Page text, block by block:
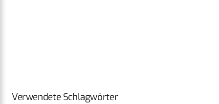
Verwendete Schlagwörter